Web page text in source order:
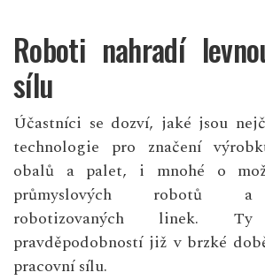
Roboti nahradí
sílu
Účastníci se dozví, jaké jsou
technologie pro značení
obalů a palet, i mnohé o
průmyslových robotů a
robotizovaných linek.
pravděpodobností již v brzké
pracovní sílu.